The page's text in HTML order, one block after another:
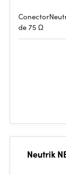
de 75 Ω
Neutrik